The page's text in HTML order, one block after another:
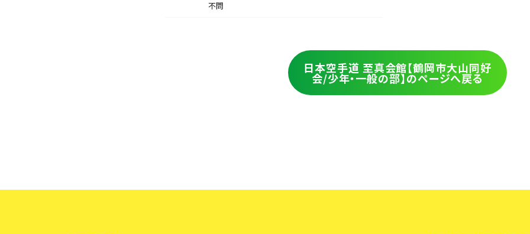
不問
日本空手道 至真会館【鶴岡市大山同好
会/少年・一般の部】のページへ戻る